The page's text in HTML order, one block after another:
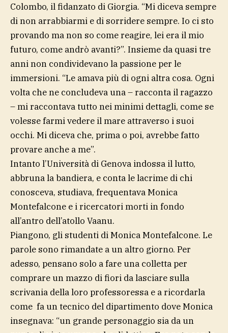
Colombo, il fidanzato di Giorgia. “Mi diceva sempre
di non arrabbiarmi e di sorridere sempre. Io ci sto
provando ma non so come reagire, lei era il mio
futuro, come andrò avanti?”. Insieme da quasi tre
anni non condividevano la passione per le
immersioni. “Le amava più di ogni altra cosa. Ogni
volta che ne concludeva una – racconta il ragazzo
– mi raccontava tutto nei minimi dettagli, come se
volesse farmi vedere il mare attraverso i suoi
occhi. Mi diceva che, prima o poi, avrebbe fatto
provare anche a me”.
Intanto l’Università di Genova indossa il lutto,
abbruna la bandiera, e conta le lacrime di chi
conosceva, studiava, frequentava Monica
Montefalcone e i ricercatori morti in fondo
all’antro dell’atollo Vaanu.
Piangono, gli studenti di Monica Montefalcone. Le
parole sono rimandate a un altro giorno. Per
adesso, pensano solo a fare una colletta per
comprare un mazzo di fiori da lasciare sulla
scrivania della loro professoressa e a ricordarla
come fa un tecnico del dipartimento dove Monica
insegnava: “un grande personaggio sia da un